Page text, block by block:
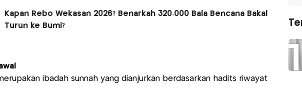
Kapan Rebo Wekasan 2026? Benarkah 320.000 Bala Bencana Bakal
Turun ke Bumi?
ibadah sunnah yang dianjurkan berdasarkan hadits riwayat